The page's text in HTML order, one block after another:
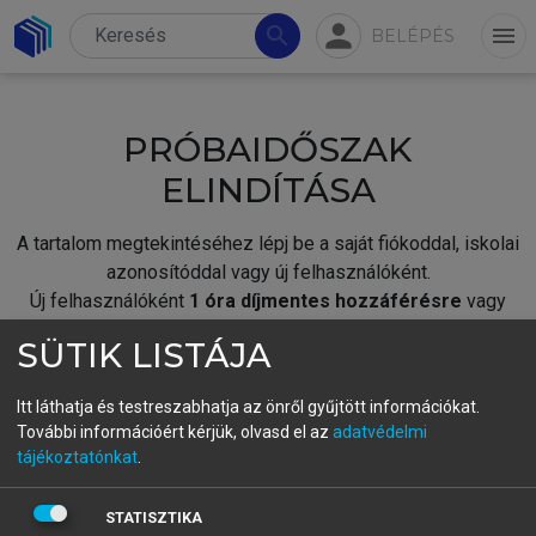
search person BELÉPÉS menu
PRÓBAIDŐSZAK
ELINDÍTÁSA
A tartalom megtekintéséhez lépj be a saját fiókoddal, iskolai
azonosítóddal vagy új felhasználóként.
Új felhasználóként 1 óra díjmentes hozzáférésre vagy
fiókoddal,vagy hozz létre új fiókot.
A regisztráció után apróbaidőszakautomatikusan
BELÉPÉS SAJÁT FIÓKKAL
SÜTIK LISTÁJA
Itt láthatja és testreszabhatja az önről gyűjtött információkat.
További információért kérjük, olvasd el az adatvédelmi
tájékoztatónkat
STATISZTIKA